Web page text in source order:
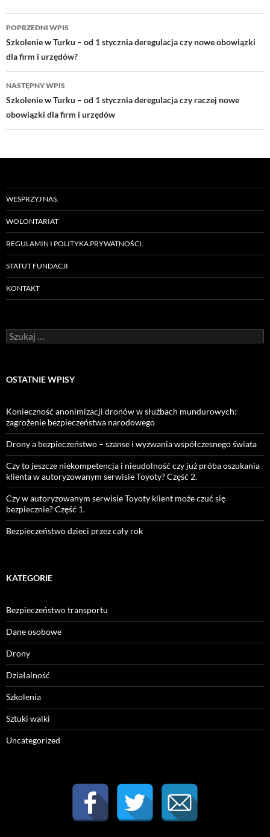
Nawigacja
wpisu
POPRZEDNI WPIS
Szkolenie w Turku – od 1 stycznia deregulacja czy nowe obowiązki
dla firm i urzędów?
NASTĘPNY WPIS
Szkolenie w Turku – od 1 stycznia deregulacja czy raczej nowe
obowiązki dla firm i urzędów
WESPRZYJ NAS.
WOLONTARIAT
REGULAMIN I POLITYKA PRYWATNOŚCI.
STATUT FUNDACJI
KONTAKT
Szukaj:
OSTATNIE WPISY
Konieczność anonimizacji dronów w służbach mundurowych:
zagrożenie bezpieczeństwa narodowego
Drony a bezpieczeństwo – szanse i wyzwania współczesnego świata
Czy to jeszcze niekompetencja i nieudolność czy już próba oszukania
klienta w autoryzowanym serwisie Toyoty? Część 2.
Czy w autoryzowanym serwisie Toyoty klient może czuć się
bezpiecznie? Część 1.
Bezpieczeństwo dzieci przez cały rok
KATEGORIE
Bezpieczeństwo transportu
Dane osobowe
Drony
Działalność
Szkolenia
Sztuki walki
Uncategorized